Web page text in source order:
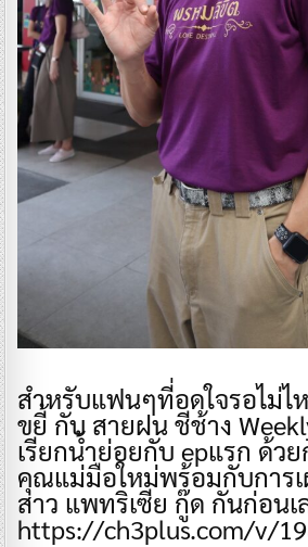
สำหรับแฟนๆที่อดใจรอไม่ไ
ขยี้ กับ สายฝน ชีช้าง
เรียกน้ำย่อยกับ epแรก ด้วย
คุณแม่มือใหม่พร้อมกับการเ
สาว แพทริเซีย กู๊ด กันก่อน
https://ch3plus.com/v/